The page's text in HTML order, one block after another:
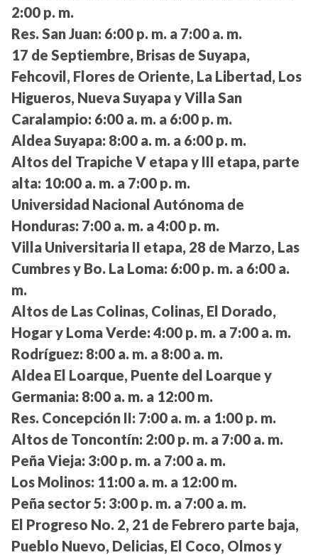
2:00 p. m.
Res. San Juan: 6:00 p. m. a 7:00 a. m.
17 de Septiembre, Brisas de Suyapa,
Fehcovil, Flores de Oriente, La Libertad, Los
Higueros, Nueva Suyapa y Villa San
Caralampio: 6:00 a. m. a 6:00 p. m.
Aldea Suyapa: 8:00 a. m. a 6:00 p. m.
Altos del Trapiche V etapa y III etapa, parte
alta: 10:00 a. m. a 7:00 p. m.
Universidad Nacional Autónoma de
Honduras: 7:00 a. m. a 4:00 p. m.
Villa Universitaria II etapa, 28 de Marzo, Las
Cumbres y Bo. La Loma: 6:00 p. m. a 6:00 a.
m.
Altos de Las Colinas, Colinas, El Dorado,
Hogar y Loma Verde: 4:00 p. m. a 7:00 a. m.
Rodríguez: 8:00 a. m. a 8:00 a. m.
Aldea El Loarque, Puente del Loarque y
Germania: 8:00 a. m. a 12:00 m.
Res. Concepción II: 7:00 a. m. a 1:00 p. m.
Altos de Toncontín: 2:00 p. m. a 7:00 a. m.
Peña Vieja: 3:00 p. m. a 7:00 a. m.
Los Molinos: 11:00 a. m. a 12:00 m.
Peña sector 5: 3:00 p. m. a 7:00 a. m.
El Progreso No. 2, 21 de Febrero parte baja,
Pueblo Nuevo, Delicias, El Coco, Olmos y